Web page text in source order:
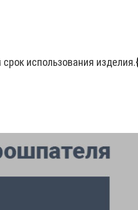
использования изделия.